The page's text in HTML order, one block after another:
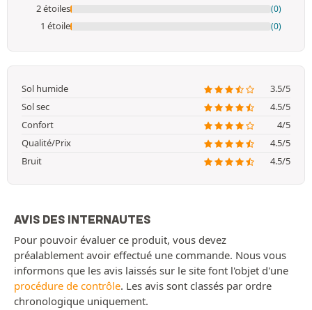
2 étoiles (0)
1 étoile (0)
Sol humide
3.5/5
Sol sec
4.5/5
Confort
4/5
Qualité/Prix
4.5/5
Bruit
4.5/5
AVIS DES INTERNAUTES
Pour pouvoir évaluer ce produit, vous devez
préalablement avoir effectué une commande. Nous vous
informons que les avis laissés sur le site font l'objet d'une
procédure de contrôle. Les avis sont classés par ordre
chronologique uniquement.